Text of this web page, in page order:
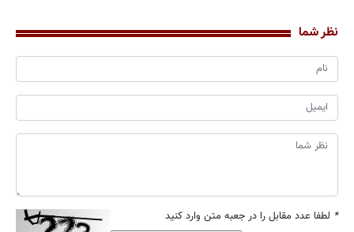
نظر شما
* لطفا عدد مقابل را در جعبه متن وارد کنید